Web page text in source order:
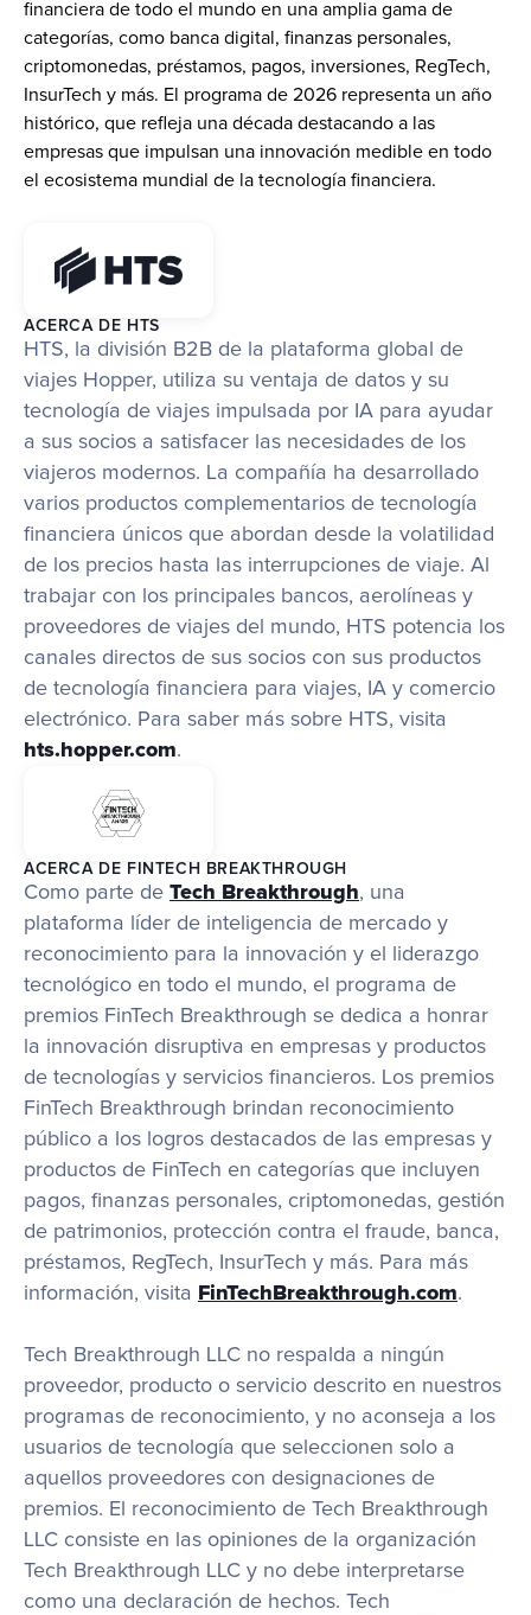
financiera de todo el mundo en una amplia gama de
categorías, como banca digital, finanzas personales,
criptomonedas, préstamos, pagos, inversiones, RegTech,
InsurTech y más. El programa de 2026 representa un año
histórico, que refleja una década destacando a las
empresas que impulsan una innovación medible en todo
el ecosistema mundial de la tecnología financiera.
ACERCA DE HTS
HTS, la división B2B de la plataforma global de
viajes Hopper, utiliza su ventaja de datos y su
tecnología de viajes impulsada por IA para ayudar
a sus socios a satisfacer las necesidades de los
viajeros modernos. La compañía ha desarrollado
varios productos complementarios de tecnología
financiera únicos que abordan desde la volatilidad
de los precios hasta las interrupciones de viaje. Al
trabajar con los principales bancos, aerolíneas y
proveedores de viajes del mundo, HTS potencia los
canales directos de sus socios con sus productos
de tecnología financiera para viajes, IA y comercio
hts.hopper.com.
ACERCA DE FINTECH BREAKTHROUGH
Como parte de Tech Breakthrough, una
plataforma líder de inteligencia de mercado y
reconocimiento para la innovación y el liderazgo
tecnológico en todo el mundo, el programa de
premios FinTech Breakthrough se dedica a honrar
la innovación disruptiva en empresas y productos
de tecnologías y servicios financieros. Los premios
FinTech Breakthrough brindan reconocimiento
público a los logros destacados de las empresas y
productos de FinTech en categorías que incluyen
pagos, finanzas personales, criptomonedas, gestión
de patrimonios, protección contra el fraude, banca,
préstamos, RegTech, InsurTech y más. Para más
información, visita
FinTechBreakthrough.com.
Tech Breakthrough LLC no respalda a ningún
proveedor, producto o servicio descrito en nuestros
programas de reconocimiento, y no aconseja a los
usuarios de tecnología que seleccionen solo a
aquellos proveedores con designaciones de
premios. El reconocimiento de Tech Breakthrough
LLC consiste en las opiniones de la organización
Tech Breakthrough LLC y no debe interpretarse
como una declaración de hechos. Tech